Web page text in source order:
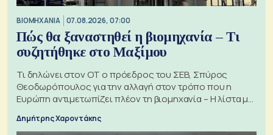
ΒΙΟΜΗΧΑΝΙΑ 07.08.2026, 07:00
Πώς θα ξαναστηθεί η βιομηχανία – Τι
συζητήθηκε στο Μαξίμου
Τι δηλώνει στον ΟΤ ο πρόεδρος του ΣΕΒ, Σπύρος
Θεοδωρόπουλος για την αλλαγή στον τρόπο που η
Ευρώπη αντιμετωπίζει πλέον τη βιομηχανία – Η λίστα με
Δημήτρης Χαροντάκης